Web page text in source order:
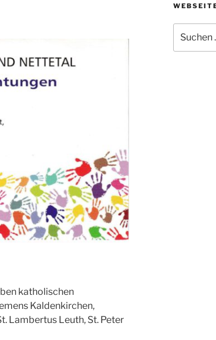
katholischen
Kaldenkirchen,
Lambertus Leuth, St. Peter
nach: